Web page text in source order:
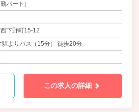
パート）
下野町15-12
駅よりバス（15分） 徒歩20分
この求人の詳細